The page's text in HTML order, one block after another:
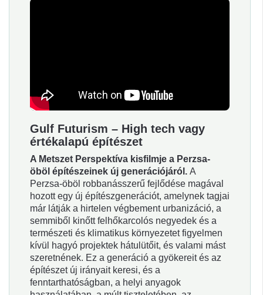
Gulf Futurism – High tech vagy
értékalapú építészet
A Metszet Perspektíva kisfilmje a Perzsa-
öböl építészeinek új generációjáról. A
Perzsa-öböl robbanásszerű fejlődése magával
hozott egy új építészgenerációt, amelynek tagjai
már látják a hirtelen végbement urbanizáció, a
semmiből kinőtt felhőkarcolós negyedek és a
természeti és klimatikus környezetet figyelmen
kívül hagyó projektek hátulütőit, és valami mást
szeretnének. Ez a generáció a gyökereit és az
építészet új irányait keresi, és a
fenntarthatóságban, a helyi anyagok